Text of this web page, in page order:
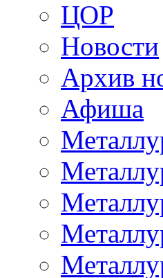
ЦОР
Новости
Архив
Афиша